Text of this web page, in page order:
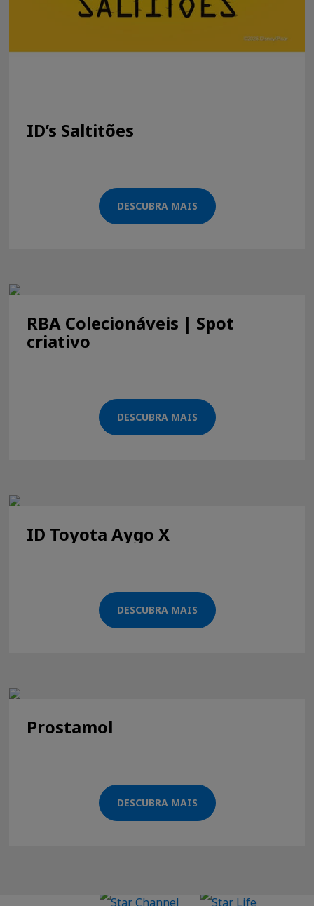
ID’s Saltitões
DESCUBRA MAIS
RBA Colecionáveis | Spot
criativo
DESCUBRA MAIS
ID Toyota Aygo X
DESCUBRA MAIS
Prostamol
DESCUBRA MAIS